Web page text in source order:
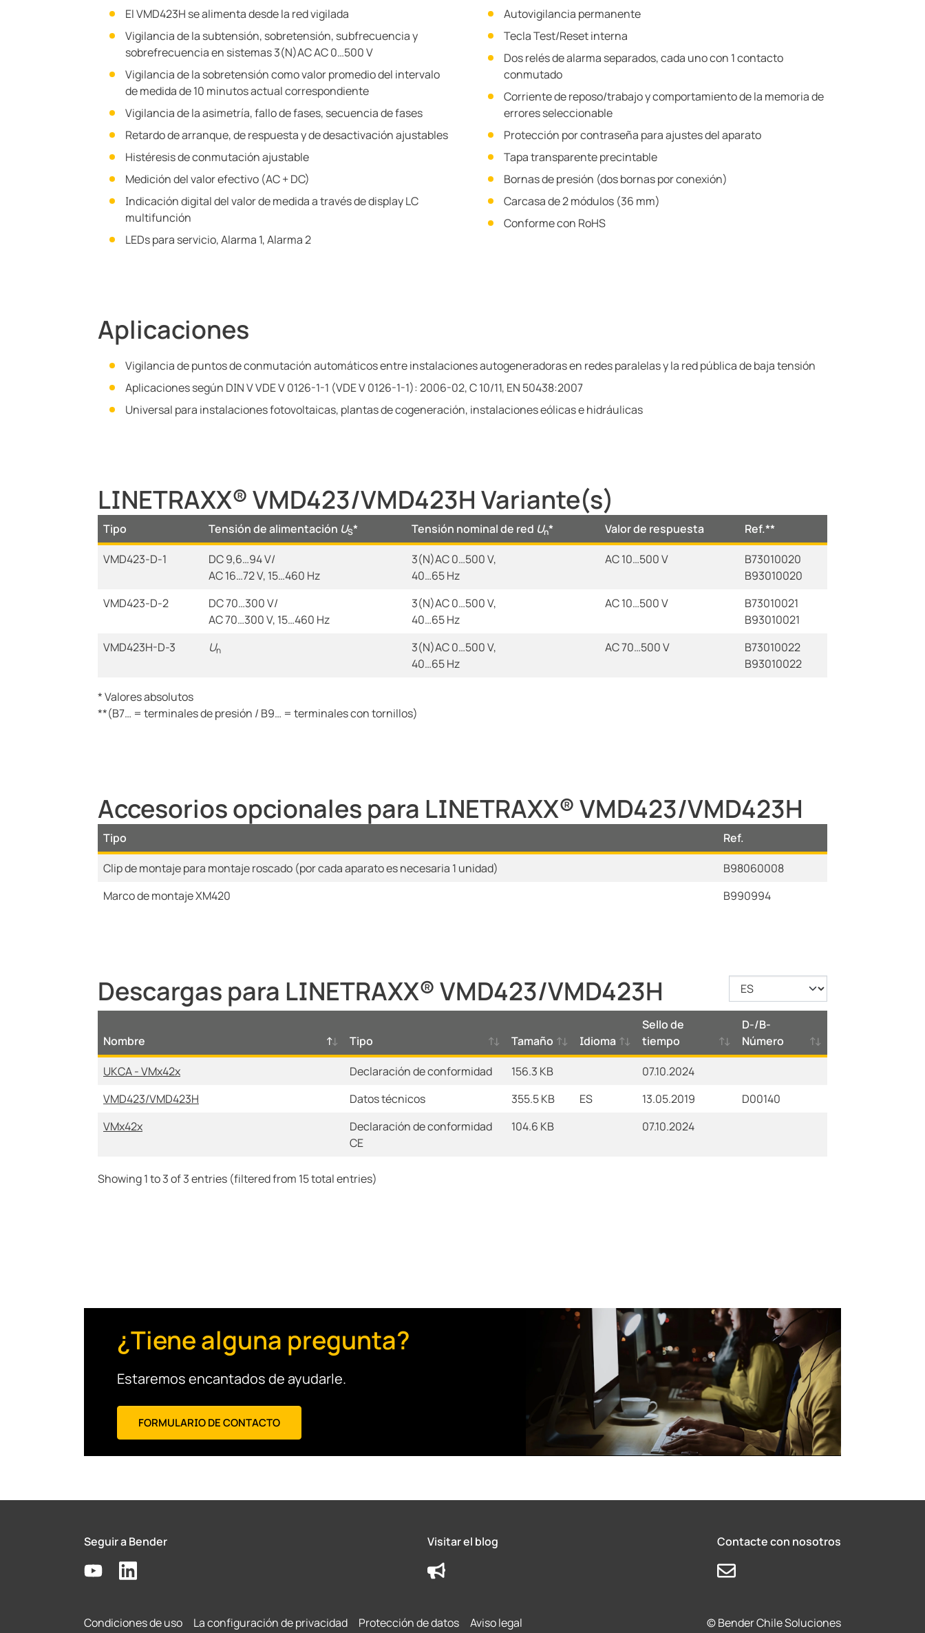
El VMD423H se alimenta desde la red vigilada
Vigilancia de la subtensión, sobretensión, subfrecuencia y
sobrefrecuencia en sistemas 3(N)AC AC 0…500 V
Vigilancia de la sobretensión como valor promedio del intervalo
de medida de 10 minutos actual correspondiente
Vigilancia de la asimetría, fallo de fases, secuencia de fases
Retardo de arranque, de respuesta y de desactivación ajustables
Histéresis de conmutación ajustable
Medición del valor efectivo (AC + DC)
Indicación digital del valor de medida a través de display LC
multifunción
LEDs para servicio, Alarma 1, Alarma 2
Autovigilancia permanente
Tecla Test/Reset interna
Dos relés de alarma separados, cada uno con 1 contacto
conmutado
Corriente de reposo/trabajo y comportamiento de la memoria de
errores seleccionable
Protección por contraseña para ajustes del aparato
Tapa transparente precintable
Bornas de presión (dos bornas por conexión)
Carcasa de 2 módulos (36 mm)
Conforme con RoHS
Aplicaciones
Vigilancia de puntos de conmutación automáticos entre instalaciones autogeneradoras en redes paralelas y la red pública de baja tensión
Aplicaciones según DIN V VDE V 0126-1-1 (VDE V 0126-1-1): 2006-02, C 10/11, EN 50438:2007
Universal para instalaciones fotovoltaicas, plantas de cogeneración, instalaciones eólicas e hidráulicas
LINETRAXX® VMD423/VMD423H Variante(s)
Tipo Tensión de alimentación US* Tensión nominal de red Un* Valor de respuesta
Ref.**
VMD423-D-1
DC 9,6…94 V/
AC 16…72 V, 15…460 Hz
3(N)AC 0…500 V,
40…65 Hz
AC 10…500 V
B73010020
B93010020
VMD423-D-2
DC 70…300 V/
AC 70…300 V, 15…460 Hz
3(N)AC 0…500 V,
40…65 Hz
AC 10…500 V
B73010021
B93010021
VMD423H-D-3
Un
3(N)AC 0…500 V,
40…65 Hz
AC 70…500 V
B73010022
B93010022
* Valores absolutos
**(B7… = terminales de presión / B9… = terminales con tornillos)
Accesorios opcionales para LINETRAXX® VMD423/VMD423H
Tipo
Ref.
Clip de montaje para montaje roscado (por cada aparato es necesaria 1 unidad)
B98060008
Marco de montaje XM420
B990994
Descargas para LINETRAXX® VMD423/VMD423H
Nombre Tipo Tamaño Idioma
Sello de
tiempo
D-/B-
Número
UKCA - VMx42x
Declaración de conformidad 156.3 KB
07.10.2024
VMD423/VMD423H
Datos técnicos 355.5 KB ES 13.05.2019
D00140
VMx42x
Declaración de conformidad
CE
104.6 KB 07.10.2024
Showing 1 to 3 of 3 entries (filtered from 15 total entries)
¿Tiene alguna pregunta?
Estaremos encantados de ayudarle.
FORMULARIO DE CONTACTO
Seguir a Bender Visitar el blog Contacte con nosotros
Condiciones de uso La configuración de privacidad Protección de datos Aviso legal
© Bender Chile Soluciones